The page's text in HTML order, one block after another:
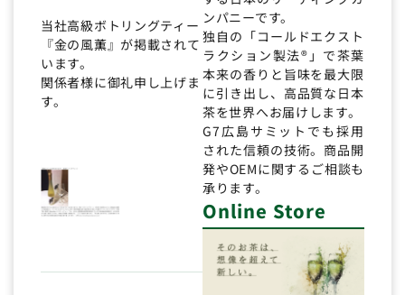
当社高級ボトリングティー
『金の風薫』が掲載されて
います。
関係者様に御礼申し上げま
す。
ンパニーです。
独自の「コールドエクスト
ラクション製法®」で茶葉
本来の香りと旨味を最大限
に引き出し、高品質な日本
茶を世界へお届けします。
G7広島サミットでも採用
された信頼の技術。商品開
発やOEMに関するご相談も
承ります。
Online Store